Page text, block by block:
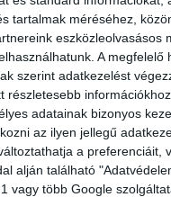
tartalmak méréséhez,
eszközleolvasásos
A megfelelő
szerint adatkezelést
részletesebb
adatainak bizonyos
az ilyen jellegű
a preferenciáit,
alján található
vagy több Google
TAGOK RÉSZÉRE